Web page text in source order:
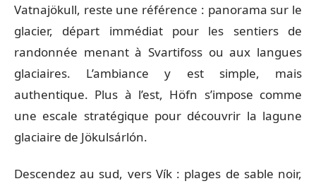
Vatnajökull, reste une référence : panorama sur le
glacier, départ immédiat pour les sentiers de
randonnée menant à Svartifoss ou aux langues
glaciaires. L’ambiance y est simple, mais
authentique. Plus à l’est, Höfn s’impose comme
une escale stratégique pour découvrir la lagune
glaciaire de Jökulsárlón.
Descendez au sud, vers Vík : plages de sable noir,